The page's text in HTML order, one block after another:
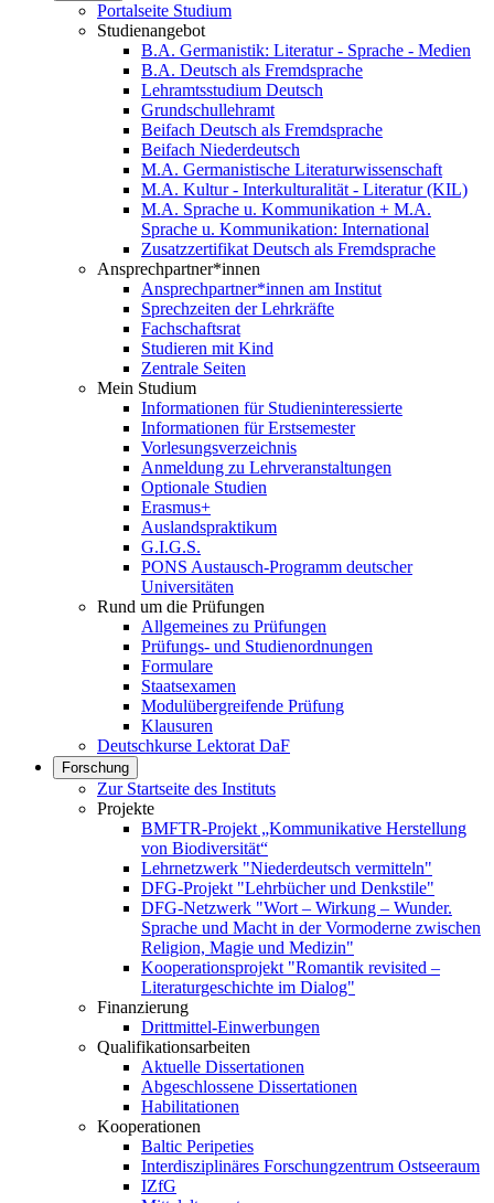
Portalseite Studium
Studienangebot
B.A. Germanistik: Literatur - Sprache - Medien
B.A. Deutsch als Fremdsprache
Lehramtsstudium Deutsch
Grundschullehramt
Beifach Deutsch als Fremdsprache
Beifach Niederdeutsch
M.A. Germanistische Literaturwissenschaft
M.A. Kultur - Interkulturalität - Literatur (KIL)
M.A. Sprache u. Kommunikation + M.A.
Sprache u. Kommunikation: International
Zusatzzertifikat Deutsch als Fremdsprache
Ansprechpartner*innen
Ansprechpartner*innen am Institut
Sprechzeiten der Lehrkräfte
Fachschaftsrat
Studieren mit Kind
Zentrale Seiten
Mein Studium
Informationen für Studieninteressierte
Informationen für Erstsemester
Vorlesungsverzeichnis
Anmeldung zu Lehrveranstaltungen
Optionale Studien
Erasmus+
Auslandspraktikum
G.I.G.S.
PONS Austausch-Programm deutscher
Universitäten
Rund um die Prüfungen
Allgemeines zu Prüfungen
Prüfungs- und Studienordnungen
Formulare
Staatsexamen
Modulübergreifende Prüfung
Klausuren
Deutschkurse Lektorat DaF
Forschung
Zur Startseite des Instituts
Projekte
BMFTR-Projekt „Kommunikative Herstellung
von Biodiversität“
Lehrnetzwerk "Niederdeutsch vermitteln"
DFG-Projekt "Lehrbücher und Denkstile"
DFG-Netzwerk "Wort – Wirkung – Wunder.
Sprache und Macht in der Vormoderne zwischen
Religion, Magie und Medizin"
Kooperationsprojekt "Romantik revisited –
Literaturgeschichte im Dialog"
Finanzierung
Drittmittel-Einwerbungen
Qualifikationsarbeiten
Aktuelle Dissertationen
Abgeschlossene Dissertationen
Habilitationen
Kooperationen
Baltic Peripeties
Interdisziplinäres Forschungzentrum Ostseeraum
IZfG